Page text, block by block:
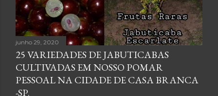
junho 29, 2020
25 VARIEDADES DE JABUTICABAS
CULTIVADAS EM NOSSO POMAR
PESSOAL NA CIDADE DE CASA BRANCA
-SP.